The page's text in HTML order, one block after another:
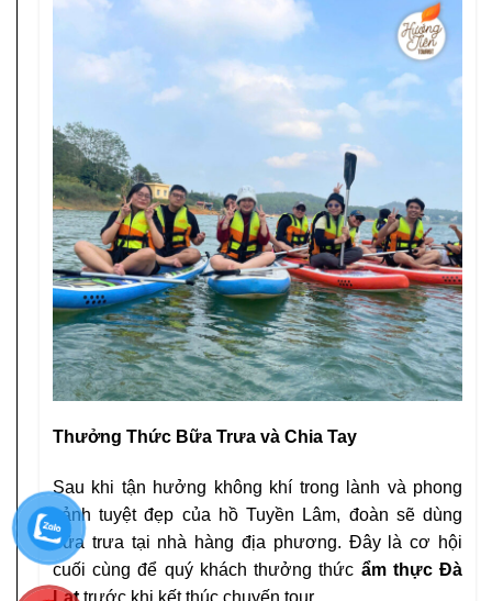
Thưởng Thức Bữa Trưa và Chia Tay
Sau khi tận hưởng không khí trong lành và phong
cảnh tuyệt đẹp của hồ Tuyền Lâm, đoàn sẽ dùng
bữa trưa tại nhà hàng địa phương. Đây là cơ hội
cuối cùng để quý khách thưởng thức ẩm thực Đà